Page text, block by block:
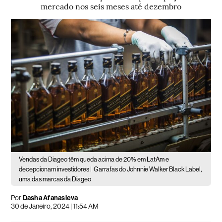
mercado nos seis meses até dezembro
Vendas da Diageo têm queda acima de 20% em LatAm e
decepcionam investidores |
Garrafas do Johnnie Walker Black Label,
uma das marcas da Diageo
PorDasha Afanasieva
30 de Janeiro, 2024 | 11:54 AM